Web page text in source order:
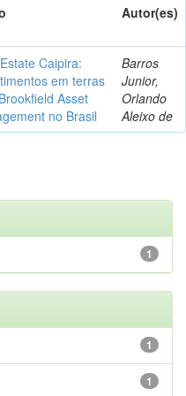
Autor(es)
Caipira:
em terras
Asset
no Brasil
Barros
Junior,
Orlando
Aleixo de
1
1
1